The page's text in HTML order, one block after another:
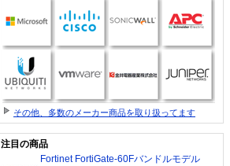
その他、多数のメーカー商品を取り扱ってます
注目の商品
Fortinet FortiGate-60Fバンドルモデル